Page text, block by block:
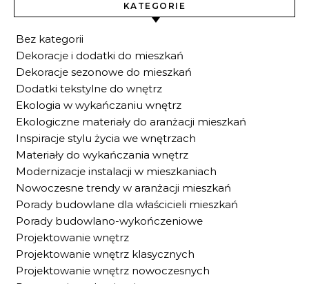
KATEGORIE
Bez kategorii
Dekoracje i dodatki do mieszkań
Dekoracje sezonowe do mieszkań
Dodatki tekstylne do wnętrz
Ekologia w wykańczaniu wnętrz
Ekologiczne materiały do aranżacji mieszkań
Inspiracje stylu życia we wnętrzach
Materiały do wykańczania wnętrz
Modernizacje instalacji w mieszkaniach
Nowoczesne trendy w aranżacji mieszkań
Porady budowlane dla właścicieli mieszkań
Porady budowlano-wykończeniowe
Projektowanie wnętrz
Projektowanie wnętrz klasycznych
Projektowanie wnętrz nowoczesnych